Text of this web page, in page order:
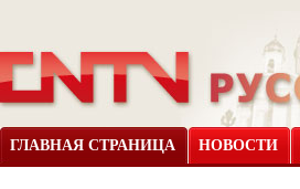
ГЛАВНАЯ СТРАНИЦА НОВОСТИ